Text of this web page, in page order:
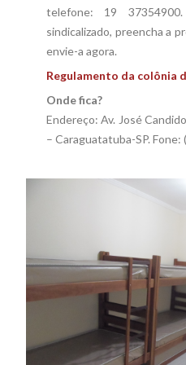
telefone: 19
sindicalizado, preencha a
envie-a agora.
Regulamento da colônia
Onde fica?
Endereço: Av. José
– Caraguatatuba-SP. Fone: